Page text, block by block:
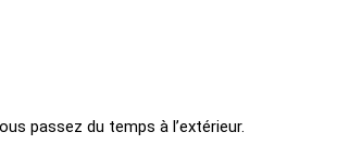
passez du temps à l’extérieur.